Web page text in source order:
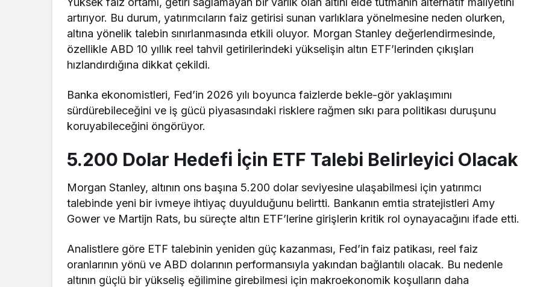
artırıyor. Bu durum, yatırımcıların faiz getirisi sunan varlıklara yönelmesine neden olurken,
altına yönelik talebin sınırlanmasında etkili oluyor. Morgan Stanley değerlendirmesinde,
özellikle ABD 10 yıllık reel tahvil getirilerindeki yükselişin altın ETF’lerinden çıkışları
hızlandırdığına dikkat çekildi.
Banka ekonomistleri, Fed’in 2026 yılı boyunca faizlerde bekle-gör yaklaşımını
sürdürebileceğini ve iş gücü piyasasındaki risklere rağmen sıkı para politikası duruşunu
koruyabileceğini öngörüyor.
5.200 Dolar Hedefi İçin ETF Talebi Belirleyici Olacak
Morgan Stanley, altının ons başına 5.200 dolar seviyesine ulaşabilmesi için yatırımcı
talebinde yeni bir ivmeye ihtiyaç duyulduğunu belirtti. Bankanın emtia stratejistleri Amy
Gower ve Martijn Rats, bu süreçte altın ETF’lerine girişlerin kritik rol oynayacağını ifade etti.
Analistlere göre ETF talebinin yeniden güç kazanması, Fed’in faiz patikası, reel faiz
oranlarının yönü ve ABD dolarının performansıyla yakından bağlantılı olacak. Bu nedenle
altının güçlü bir yükseliş eğilimine girebilmesi için makroekonomik koşulların daha